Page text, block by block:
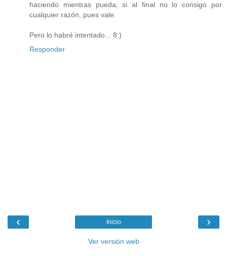
haciendo mientras pueda; si al final no lo consigo por
cualquier razón, pues vale.
Pero lo habré intentado... 8:)
Responder
‹ ›
Inicio
Ver versión web